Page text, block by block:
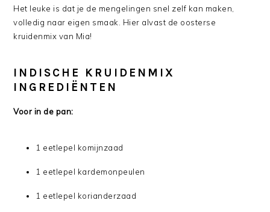
Het leuke is dat je de mengelingen snel zelf kan maken,
volledig naar eigen smaak. Hier alvast de oosterse
kruidenmix van Mia!
INDISCHE KRUIDENMIX
INGREDIËNTEN
Voor in de pan:
1 eetlepel komijnzaad
1 eetlepel kardemonpeulen
1 eetlepel korianderzaad